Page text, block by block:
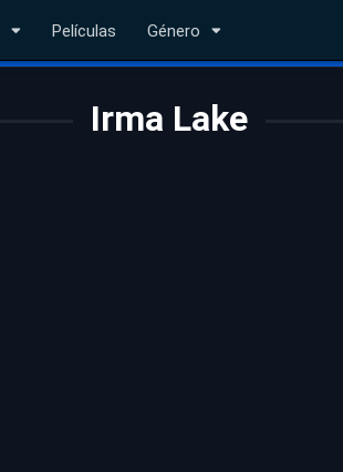
Películas Género
Irma Lake